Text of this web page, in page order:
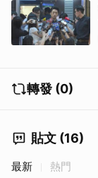
轉發 (0)
貼文 (16)
最新 熱門